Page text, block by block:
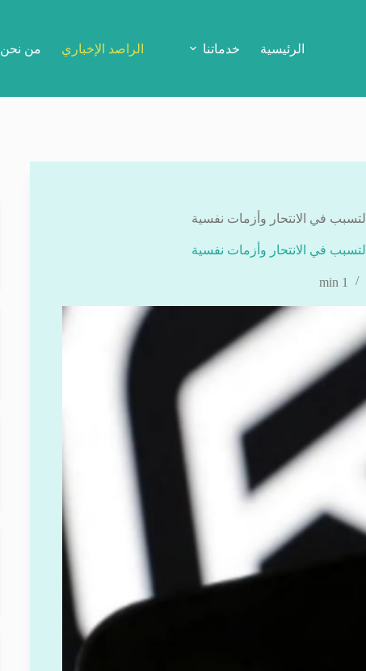
الرئيسية خدماتنا الراصد الإخباري من نحن
في الانتحار وأزمات نفسية
في الانتحار وأزمات نفسية
1 min